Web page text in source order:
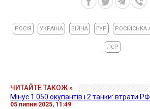
РОСІЯ УКРАЇНА ВІЙНА ГУР РОСІЙСЬКА
ЛСР
ЧИТАЙТЕ ТАКОЖ »
Мінус 1 050 окупантів і 2 танки: втрати
05 липня 2025, 11:49